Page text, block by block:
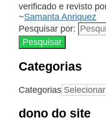
verificado e revisto
~Samanta Anriquez
Pesquisar por:
Categorias
Categorias
dono do site